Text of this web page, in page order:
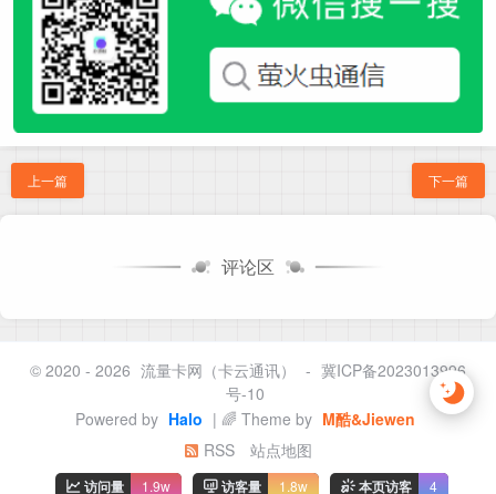
上一篇 下一篇
评论区
© 2020 - 2026 流量卡网（卡云通讯） - 冀ICP备2023013996
号-10
Powered by Halo | 🌈 Theme by M酷&Jiewen
RSS
站点地图
访问量 1.9w 访客量 1.8w 本页访客 4